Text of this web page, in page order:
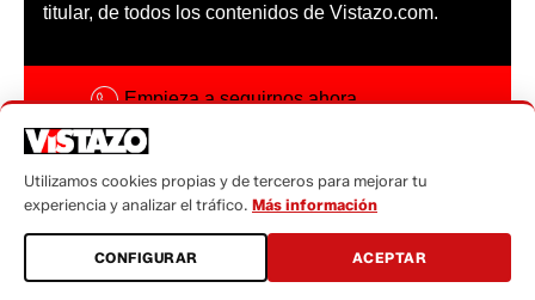
titular, de todos los contenidos de Vistazo.com.
Empieza a seguirnos ahora
Código ética
Sugerencias a:
sugerencias@vistazo.com
Utilizamos cookies propias y de terceros para mejorar tu
experiencia y analizar el tráfico. Más información
CONFIGURAR ACEPTAR